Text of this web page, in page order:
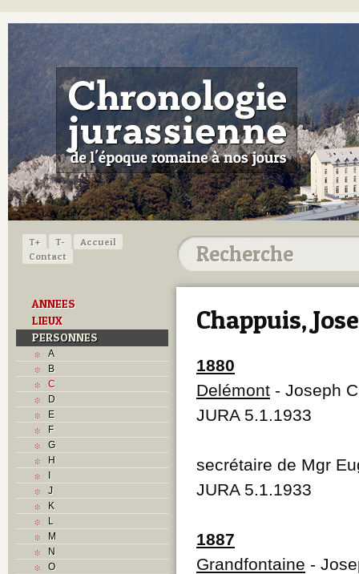
T+ T-
Accueil
Contact
ANNEES
LIEUX
PERSONNES
A
B
C
D
E
F
G
H
I
J
K
L
M
N
O
Chappuis,
1880
Delémont - Joseph
JURA 5.1.1933
secrétaire de Mgr
JURA 5.1.1933
1887
Grandfontaine -